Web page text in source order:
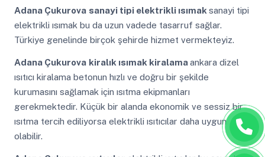
Adana Çukurova sanayi tipi elektrikli ısımaksanayi tipi
elektrikli ısımak bu da uzun vadede tasarruf sağlar.
Türkiye genelinde birçok şehirde hizmet vermekteyiz.
Adana Çukurova kiralık ısımak kiralamaankara dizel
ısıtıcı kiralama betonun hızlı ve doğru bir şekilde
kurumasını sağlamak için ısıtma ekipmanları
gerekmektedir. Küçük bir alanda ekonomik ve sessiz bir
ısıtma tercih ediliyorsa elektrikli ısıtıcılar daha uygun
olabilir.